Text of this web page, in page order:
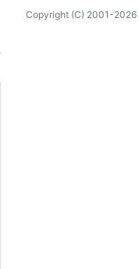
Copyright (C) 2001-2026